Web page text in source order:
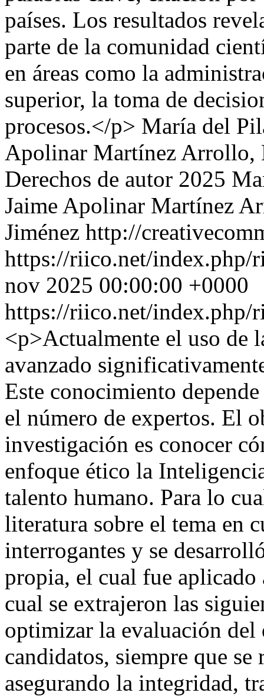
países. Los resultados
parte de la comunidad
en áreas como la
superior, la toma de
procesos.</p> María del
Apolinar Martínez Arrollo,
Derechos de autor 2025
Jaime Apolinar Martínez
Jiménez http://
https://riico.net/index.php/
nov 2025 00:00:00 +0000
https://riico.net/index.php/
<p>Actualmente el uso de
avanzado
Este conocimiento
el número de expertos. El
investigación es conocer
enfoque ético la
talento humano. Para lo
literatura sobre el tema en
interrogantes y se
propia, el cual fue aplicado
cual se extrajeron las
optimizar la evaluación del
candidatos, siempre que
asegurando la integridad,